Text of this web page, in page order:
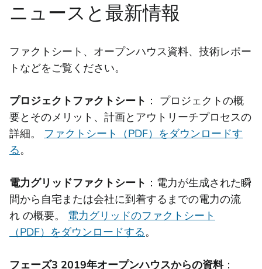
ニュースと最新情報
ファクトシート、オープンハウス資料、技術レポー
トなどをご覧ください。
プロジェクトファクトシート ： プロジェクトの概
要とそのメリット、計画とアウトリーチプロセスの
詳細。 ファクトシート（PDF）をダウンロードす
る。
電力グリッドファクトシート ：電力が生成された瞬
間から自宅または会社に到着するまでの電力の流
れ の概要。 電力グリッドのファクトシート
（PDF）をダウンロードする。
フェーズ3 2019年オープンハウスからの資料：